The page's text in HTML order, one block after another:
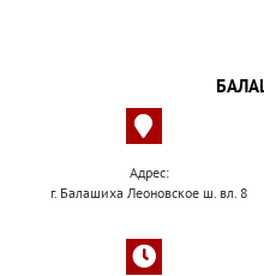
Адрес:
г. Балашиха Леоновское ш. вл. 8